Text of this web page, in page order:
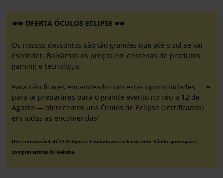
OFERTA ÓCULOS ECLIPSE
Os nossos descontos são tão grandes que até o sol se vai
esconder. Baixámos os preços em centenas de produtos
gaming e tecnologia.
Para não ficares encandeado com estas oportunidades — e
para te preparares para o grande evento no céu a 12 de
Agosto — oferecemos uns Óculos de Eclipse (certificados)
em todas as encomendas!
Oferta disponível até 12 de Agosto. Limitado ao stock existente. Válido apenas para
compras através do website.